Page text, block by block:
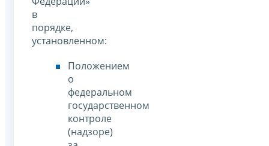
в
порядке,
установленном:
Положением
о
федеральном
государственном
контроле
(надзоре)